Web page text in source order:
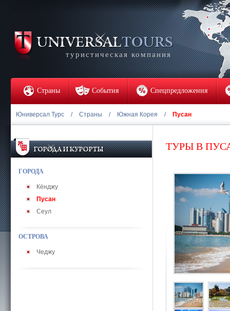
туристическая компания
Страны События Спецпредложения
Юниверсал Турс / Страны / Южная Корея / Пусан
ГОРОДА
Кёнджу
Пусан
Сеул
ОСТРОВА
Чеджу
ТУРЫ В